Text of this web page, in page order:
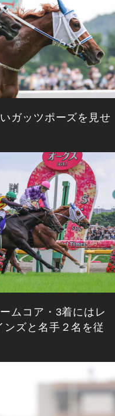
ガッツポーズを見せ
ムコア・3着にはレ
ズと名手２名を従